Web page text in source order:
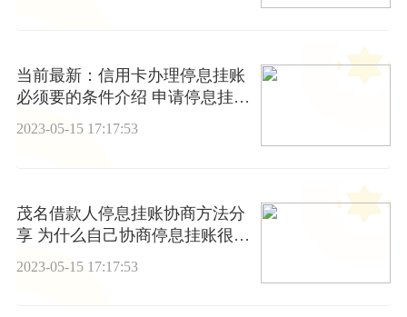
当前最新：信用卡办理停息挂账
必须要的条件介绍 申请停息挂账
的好处是什么
2023-05-15 17:17:53
茂名借款人停息挂账协商方法分
享 为什么自己协商停息挂账很难
2023-05-15 17:17:53